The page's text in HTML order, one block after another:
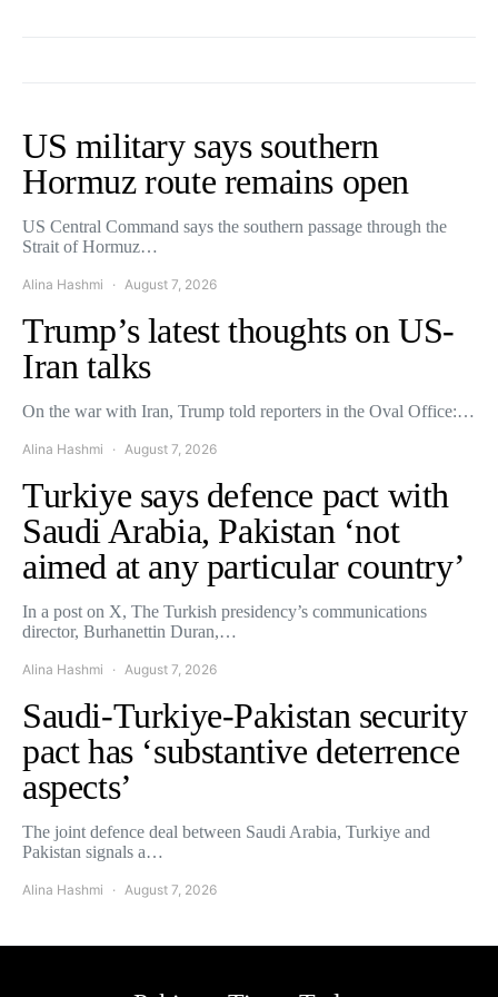
US military says southern
Hormuz route remains open
US Central Command says the southern passage through the
Strait of Hormuz…
Alina Hashmi August 7, 2026
Trump’s latest thoughts on US-
Iran talks
On the war with Iran, Trump told reporters in the Oval Office:…
Alina Hashmi August 7, 2026
Turkiye says defence pact with
Saudi Arabia, Pakistan ‘not
aimed at any particular country’
In a post on X, The Turkish presidency’s communications
director, Burhanettin Duran,…
Alina Hashmi August 7, 2026
Saudi-Turkiye-Pakistan security
pact has ‘substantive deterrence
aspects’
The joint defence deal between Saudi Arabia, Turkiye and
Pakistan signals a…
Alina Hashmi August 7, 2026